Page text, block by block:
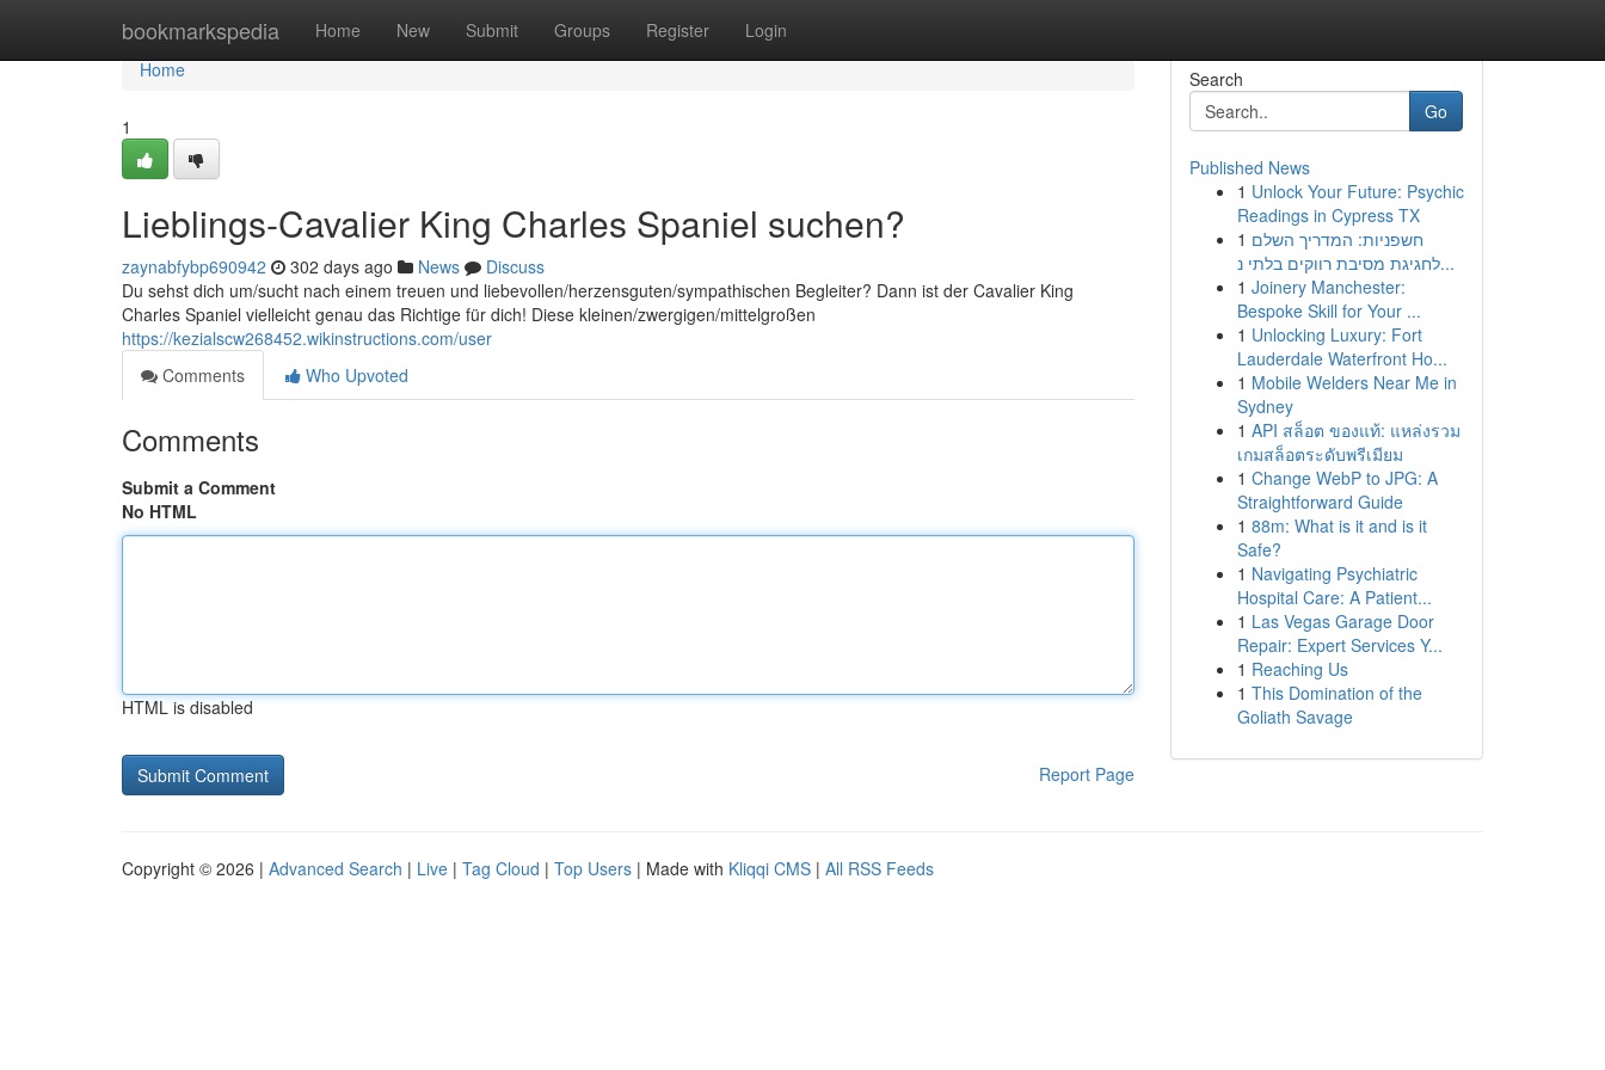
bookmarkspedia Home New Submit Groups Register Login
Home
Home
1
Lieblings-Cavalier King Charles Spaniel suchen?
zaynabfybp690942 302 days ago News
Discuss
Du sehst dich um/sucht nach einem treuen und liebevollen/herzensguten/sympathischen Begleiter? Dann ist der Cavalier King
Charles Spaniel vielleicht genau das Richtige für dich! Diese kleinen/zwergigen/mittelgroßen
https://kezialscw268452.wikinstructions.com/user
Comments
Who Upvoted
Comments
Submit a Comment
No HTML
HTML is disabled
Report Page
Search
Go
Published News
1 Unlock Your Future: Psychic
Readings in Cypress TX
1 חשפניות: המדריך השלם
לחגיגת מסיבת רווקים בלתי נ...
1 Joinery Manchester:
Bespoke Skill for Your ...
1 Unlocking Luxury: Fort
Lauderdale Waterfront Ho...
1 Mobile Welders Near Me in
Sydney
1 API สล็อต ของแท้: แหล่งรวม
เกมสล็อตระดับพรีเมียม
1 Change WebP to JPG: A
Straightforward Guide
1 88m: What is it and is it
Safe?
1 Navigating Psychiatric
Hospital Care: A Patient...
1 Las Vegas Garage Door
Repair: Expert Services Y...
1 Reaching Us
1 This Domination of the
Goliath Savage
Copyright © 2026 | Advanced Search | Live | Tag Cloud | Top Users | Made with Kliqqi CMS | All RSS Feeds